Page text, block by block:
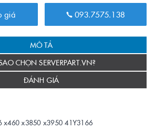
giá 093.7575.138
MÔ TẢ
CHỌN SERVERPART.VN?
ĐÁNH GIÁ
x460 x3850 x3950 41Y3166